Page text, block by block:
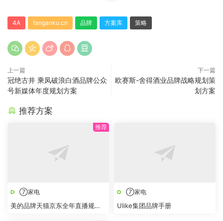
4A fanganku.cn 品牌 方案库 策略
上一篇
冠绝古井 乘凤破浪白酒品牌公众
号新媒体年度规划方案
下一篇
欧赛斯-舍得酒业品牌战略规划策
划方案
推荐方案
⑦家电
美的品牌天猫京东全年直播规划
⑦家电
Ulike集团品牌手册